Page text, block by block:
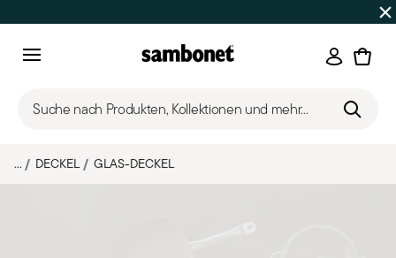
Bis zu 50% Rabatt | Bestellungen 7.–16.
Suche nach Produkten, Kollektionen und mehr...
... DECKEL GLAS-DECKEL